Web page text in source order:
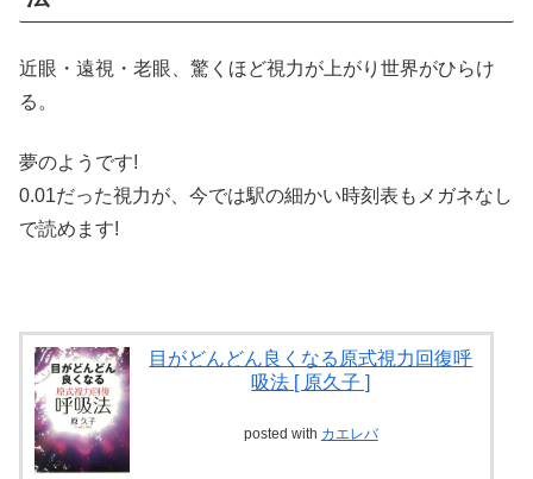
近眼・遠視・老眼、驚くほど視力が上がり世界がひらけ
る。
夢のようです!
0.01だった視力が、今では駅の細かい時刻表もメガネなし
で読めます!
目がどんどん良くなる原式視力回復呼
吸法 [ 原久子 ]
posted with カエレバ